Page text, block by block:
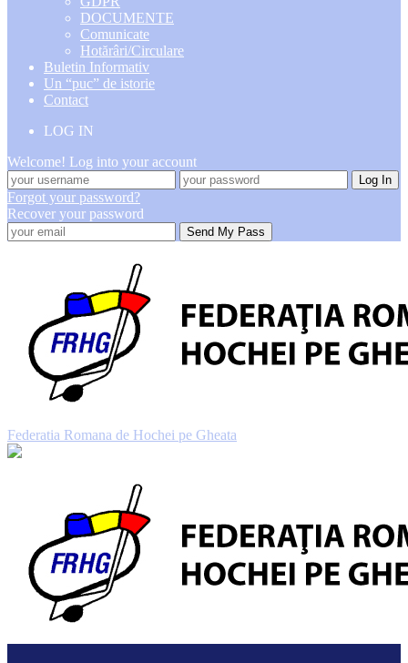
DOCUMENTE
Comunicate
Hotărâri/Circulare
Buletin Informativ
Un “puc” de istorie
Contact
LOG IN
Welcome! Log into your account
Forgot your password?
Recover your password
Federatia Romana de Hochei pe Gheata